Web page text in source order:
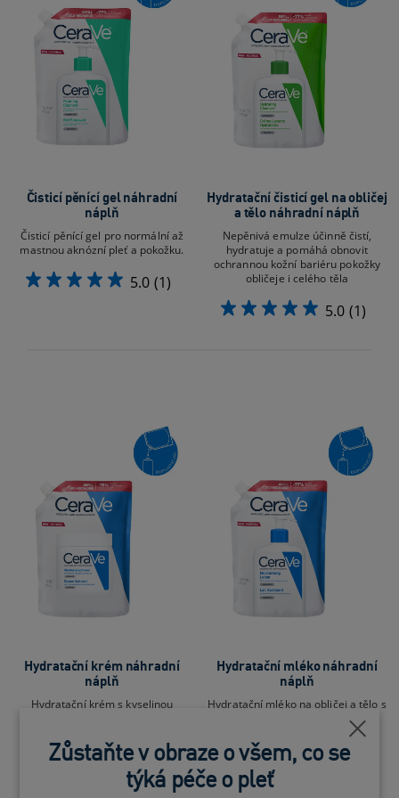
Čisticí pěnící gel náhradní
náplň
Čisticí pěnící gel pro normální až
mastnou aknózní pleť a pokožku.
5.0 (1)
Hydratační čisticí gel na obličej
a tělo náhradní náplň
Nepěnivá emulze účinně čistí,
hydratuje a pomáhá obnovit
ochrannou kožní bariéru pokožky
obličeje i celého těla
5.0 (1)
Hydratační krém náhradní
náplň
Hydratační krém s kyselinou
0.0 (0)
Hydratační mléko náhradní
náplň
Hydratační mléko na obličej a tělo s
kyselinou hyaluronovou
0.0(0)
Blízko
Zůstaňte v obraze o všem, co se
týká péče o pleť